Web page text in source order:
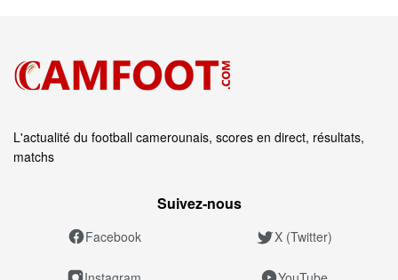
L'actualité du football camerounais, scores en direct, résultats,
matchs
Suivez‑nous
Facebook X (Twitter)